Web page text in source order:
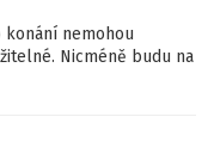
nemohou
Nicméně budu na